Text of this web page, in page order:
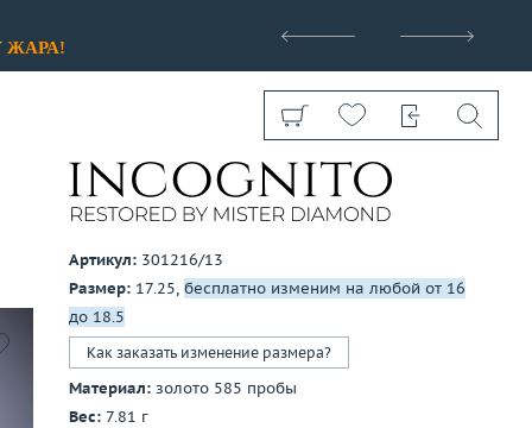
ЖАРА!
Показать все
Артикул: 301216/13
Размер: 17.25, бесплатно изменим на любой от 16
до 18.5
Как заказать изменение размера?
Материал: золото 585 пробы
Вес: 7.81 г